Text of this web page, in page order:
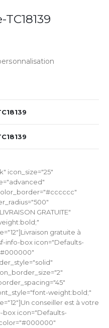
icon_size="25"
GRATUITE"
gratuite à
info-box icon="Defaults-
weight:bold;"
conseiller est à votre
icon="Defaults-